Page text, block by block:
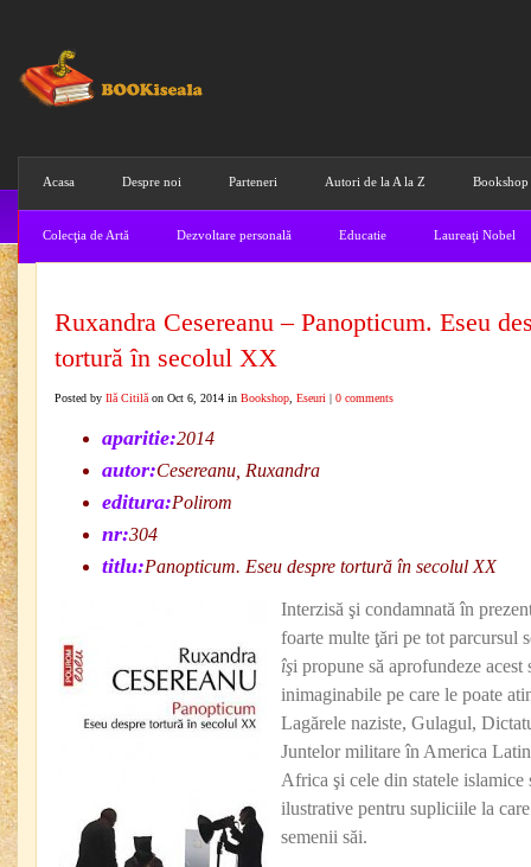
Acasa Despre noi Parteneri Autori de la A la Z Bookshop
Colecţia de Artă Dezvoltare personală Educatie Laureaţi Nobel
Ruxandra Cesereanu – Panopticum. Eseu
tortură în secolul XX
Posted by Ilă Citilă on Oct 6, 2014 in Bookshop Eseuri | 0 comments
aparitie:2014
autor:Cesereanu, Ruxandra
editura:Polirom
nr:304
titlu:Panopticum. Eseu despre tortură în secolul XX
Interzisă şi condamnată în
foarte multe ţări pe tot
îşi propune să aprofundeze
inimaginabile pe care le poate
Lagărele naziste, Gulagul,
Juntelor militare în America
Africa şi cele din statele islamice
ilustrative pentru supliciile la
semenii săi.